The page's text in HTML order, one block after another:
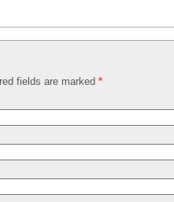
fields are marked *